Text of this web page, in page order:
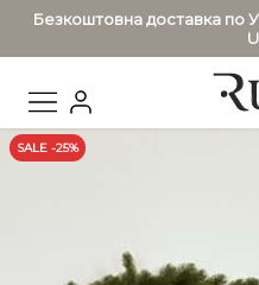
Безкоштовна доставка по
SALE -25%